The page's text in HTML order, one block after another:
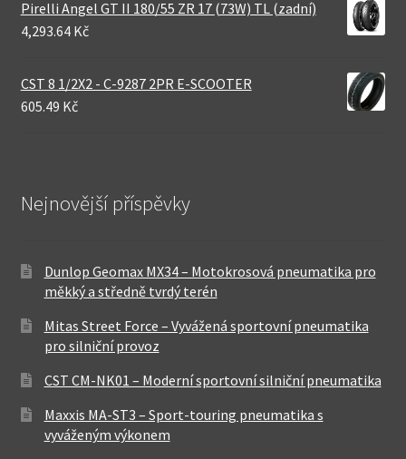
Pirelli Angel GT II 180/55 ZR 17 (73W) TL (zadní)
4,293.64 Kč
CST 8 1/2X2 - C-9287 2PR E-SCOOTER
605.49 Kč
Nejnovější příspěvky
Dunlop Geomax MX34 – Motokrosová pneumatika pro
měkký a středně tvrdý terén
Mitas Street Force – Vyvážená sportovní pneumatika
pro silniční provoz
CST CM-NK01 – Moderní sportovní silniční pneumatika
Maxxis MA-ST3 – Sport-touring pneumatika s
vyváženým výkonem